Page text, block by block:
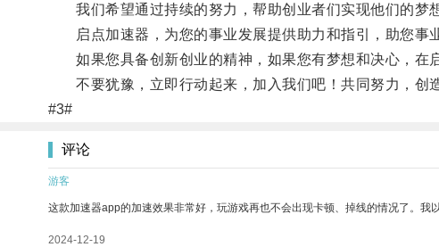
我们希望通过持续的努力，帮助创业者们实现他们的梦
启点加速器，为您的事业发展提供助力和指引，助您事业
如果您具备创新创业的精神，如果您有梦想和决心，在
不要犹豫，立即行动起来，加入我们吧！共同努力，创造
#3#
评论
游客
这款加速器app的加速效果非常好，玩游戏再也不会出现卡顿、掉线的情况了。我
2024-12-19